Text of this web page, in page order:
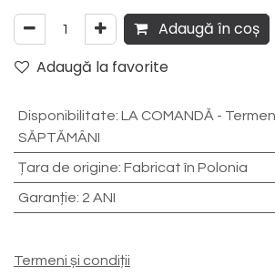
Adaugă în coș
Adaugă la favorite
Disponibilitate: LA COMANDĂ -
SĂPTĂMÂNI
Țara de origine: Fabricat în Polonia
Garanție: 2 ANI
Termeni și condiții